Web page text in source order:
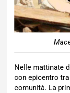
Nelle mattinate
con epicentro
comunità. La